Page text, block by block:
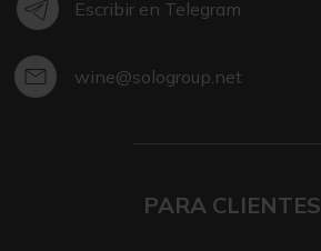
Escribir en Telegram
wine@sologroup.net
PARA CLIENTES